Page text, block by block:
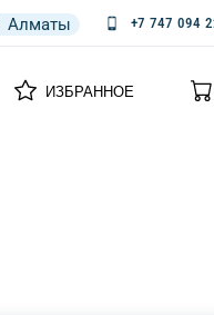
Алматы +7 747 094
ИЗБРАННОЕ
0